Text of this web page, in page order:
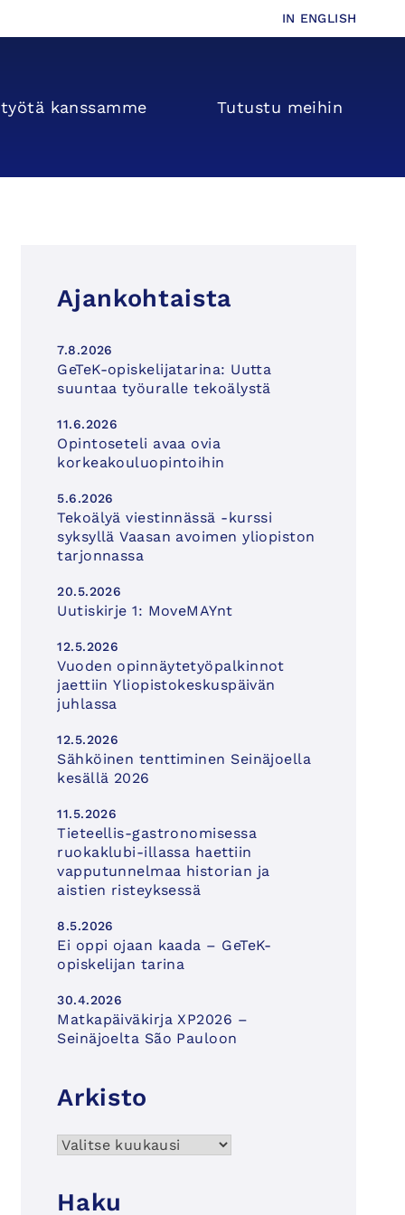
IN ENGLISH
kanssamme Tutustu meihin
Ajankohtaista
7.8.2026
GeTeK-opiskelijatarina: Uutta
suuntaa työuralle tekoälystä
11.6.2026
Opintoseteli avaa ovia
korkeakouluopintoihin
5.6.2026
Tekoälyä viestinnässä -kurssi
syksyllä Vaasan avoimen yliopiston
tarjonnassa
20.5.2026
Uutiskirje 1: MoveMAYnt
12.5.2026
Vuoden opinnäytetyöpalkinnot
jaettiin Yliopistokeskuspäivän
juhlassa
12.5.2026
Sähköinen tenttiminen Seinäjoella
kesällä 2026
11.5.2026
Tieteellis-gastronomisessa
ruokaklubi-illassa haettiin
vapputunnelmaa historian ja
aistien risteyksessä
8.5.2026
Ei oppi ojaan kaada – GeTeK-
opiskelijan tarina
30.4.2026
Matkapäiväkirja XP2026 –
Seinäjoelta São Pauloon
Arkisto
Arkisto
Haku